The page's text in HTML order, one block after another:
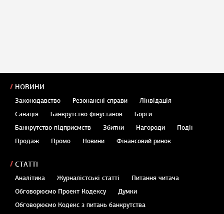
НОВИНИ
Законодавство Резонансні справи
Ліквідація
Санація
Банкрутство фінустанов
Борги
Банкрутство підприємств
Збитки Нагороди
Події
Продаж
Промо Новини Фінансовий ринок
СТАТТІ
Аналітика Журналістські статті
Питання читача
Обговорюємо Проект Кодексу
Думки
Обговорюємо Кодекс з питань банкрутства